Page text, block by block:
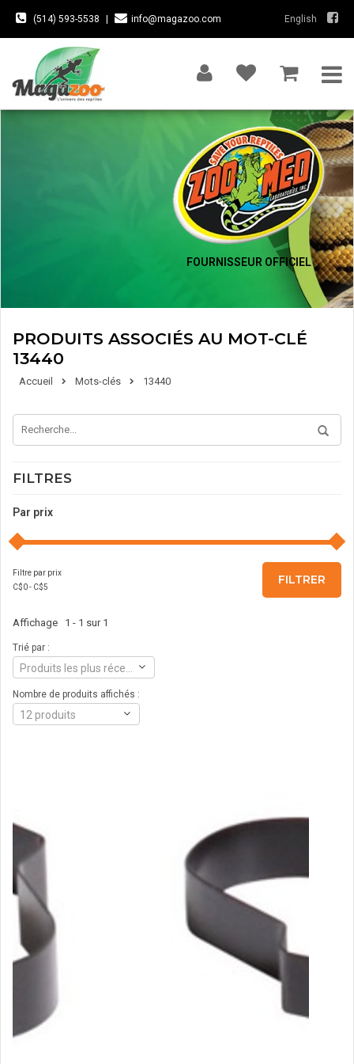
(514) 593-5538 info@magazoo.com English
FOURNISSEUR OFFICIEL
PRODUITS ASSOCIÉS AU MOT-CLÉ
13440
Accueil Mots-clés 13440
FILTRES
Par prix
Filtre par prix
C$0- C$5
FILTRER
Affichage 1 - 1 sur 1
Trié par :
Nombre de produits affichés :
12 produits